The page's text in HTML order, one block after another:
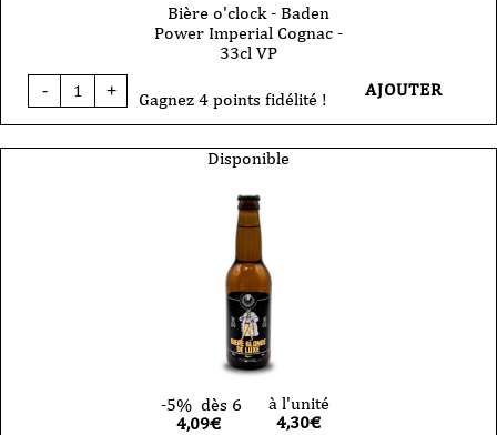
Bière o'clock - Baden
Power Imperial Cognac -
33cl VP
-
quantité
de
-
+ Gagnez 4 points fidélité ! AJOUTER
Disponible
-5% dès 6
4,09€
à l'unité
4,30€